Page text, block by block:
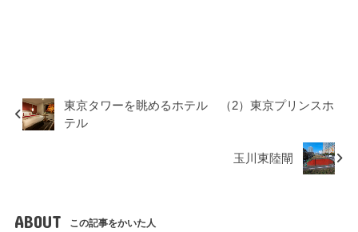
東京タワーを眺めるホテル （2）東京プリンスホ
テル
玉川東陸閘
ABOUT この記事をかいた人